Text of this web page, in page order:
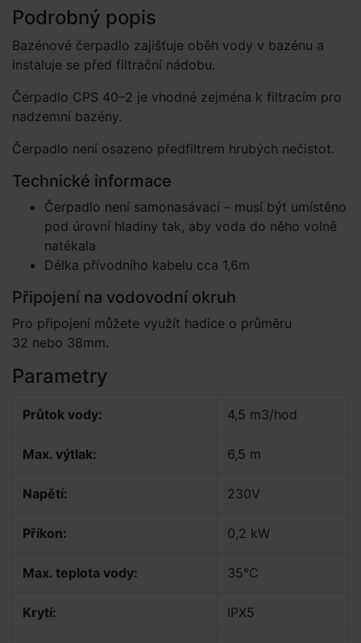
Podrobný popis
Bazénové čerpadlo zajišťuje oběh vody v bazénu a
instaluje se před filtrační nádobu.
Čerpadlo CPS 40–2 je vhodné zejména k filtracím pro
nadzemní bazény.
Čerpadlo není osazeno předfiltrem hrubých nečistot.
Technické informace
Čerpadlo není samonasávací – musí být umístěno
pod úrovní hladiny tak, aby voda do něho volně
natékala
Délka přívodního kabelu cca 1,6m
Připojení na vodovodní okruh
Pro připojení můžete využít hadice o průměru
32 nebo 38mm.
Parametry
Průtok vody: 4,5 m3/hod
Max. výtlak: 6,5 m
Napětí: 230V
Příkon: 0,2 kW
Max. teplota vody: 35°C
Krytí: IPX5